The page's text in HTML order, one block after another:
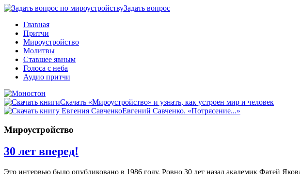
Задать вопрос
Главная
Притчи
Мироустройство
Молитвы
Ставшее явным
Голоса с неба
Аудио притчи
Скачать «Мироустройство» и узнать, как устроен мир и человек
Евгений Савченко. «Потрясение...»
Мироустройство
30 лет вперед!
Это интервью было опубликовано в 1986 году. Ровно 30 лет назад академик Фатей